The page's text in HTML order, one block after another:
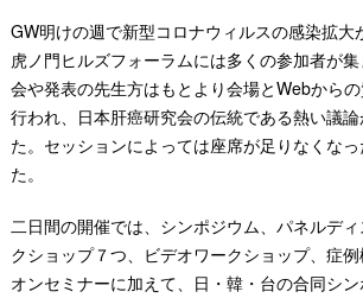
GW明けの週で新型コロナウィルスの感染拡大
虎ノ門ヒルズフォーラムには多くの参加者が
会や発表の先生方はもとより会場とWebから
行われ、日本肝癌研究会の伝統である熱い議
た。セッションによっては座席が足りなくな
た。
二日間の開催では、シンポジウム、パネルデ
クショップ７つ、ビデオワークショップ、症
オンセミナーに加えて、日・韓・台の合同シ